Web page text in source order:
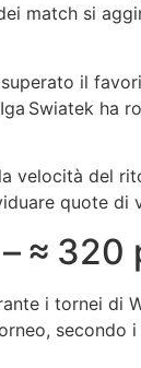
match si
superato il
Swiatek ha
velocità del
quote di
≈ 320
i tornei di
secondo